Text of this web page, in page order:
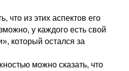
что из этих аспектов его
у каждого есть свой
который остался за
можно сказать, что